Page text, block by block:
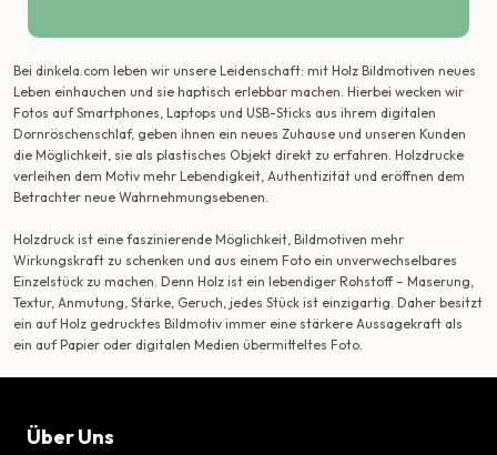
Bei dinkela.com leben wir unsere Leidenschaft: mit Holz Bildmotiven neues
Leben einhauchen und sie haptisch erlebbar machen. Hierbei wecken wir
Fotos auf Smartphones, Laptops und USB-Sticks aus ihrem digitalen
Dornröschenschlaf, geben ihnen ein neues Zuhause und unseren Kunden
die Möglichkeit, sie als plastisches Objekt direkt zu erfahren. Holzdrucke
verleihen dem Motiv mehr Lebendigkeit, Authentizität und eröffnen dem
Betrachter neue Wahrnehmungsebenen.
Holzdruck ist eine faszinierende Möglichkeit, Bildmotiven mehr
Wirkungskraft zu schenken und aus einem Foto ein unverwechselbares
Einzelstück zu machen. Denn Holz ist ein lebendiger Rohstoff – Maserung,
Textur, Anmutung, Stärke, Geruch, jedes Stück ist einzigartig. Daher besitzt
ein auf Holz gedrucktes Bildmotiv immer eine stärkere Aussagekraft als
ein auf Papier oder digitalen Medien übermitteltes Foto.
Über Uns